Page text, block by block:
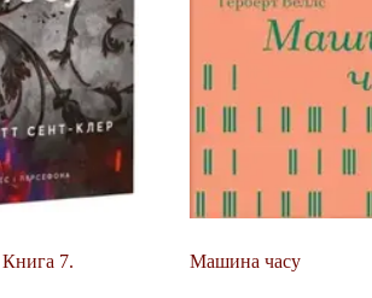
Книга 7.
Машина часу